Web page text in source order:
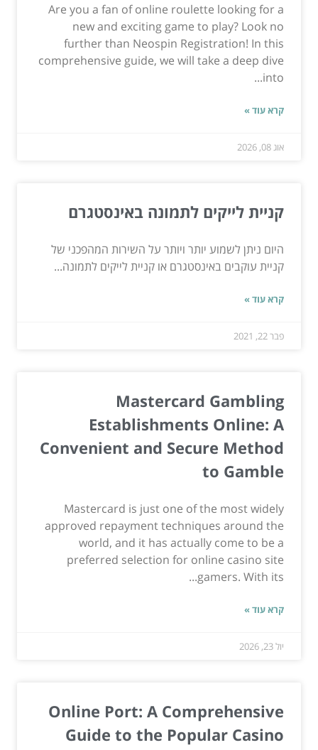
Are you a fan of online roulette looking for a
new and exciting game to play? Look no
further than Neospin Registration! In this
comprehensive guide, we will take a deep dive
into...
קרא עוד »
אוג 08, 2026
קניית לייקים לתמונה באינסטגרם
היום ניתן לשמוע יותר ויותר על השירות המהפכני של
קניית עוקבים באינסטגרם או קניית לייקים לתמונה...
קרא עוד »
פבר 22, 2021
Mastercard Gambling
Establishments Online: A
Convenient and Secure Method
to Gamble
Mastercard is just one of the most widely
approved repayment techniques around the
world, and it has actually come to be a
preferred selection for online casino site
gamers. With its...
קרא עוד »
יול 23, 2026
Online Port: A Comprehensive
Guide to the Popular Casino